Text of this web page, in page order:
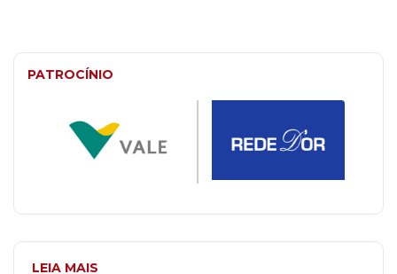
PATROCÍNIO
LEIA MAIS